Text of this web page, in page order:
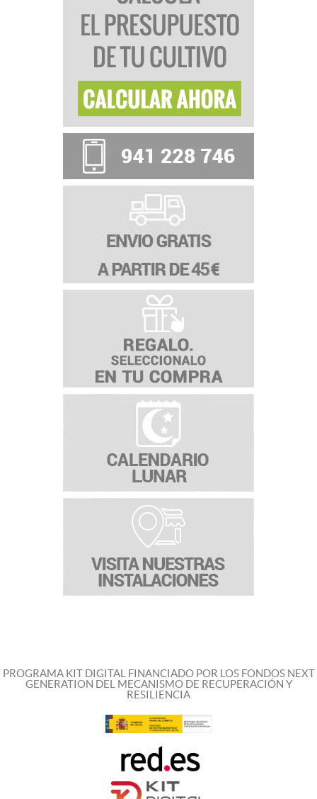
PROGRAMA KIT DIGITAL FINANCIADO POR LOS FONDOS NEXT
GENERATION DEL MECANISMO DE RECUPERACIÓN Y
RESILIENCIA